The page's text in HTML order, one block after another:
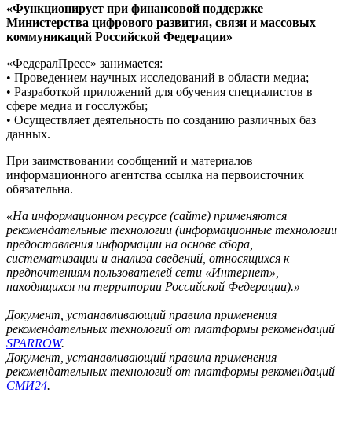
«Функционирует при финансовой поддержке
Министерства цифрового развития, связи и массовых
коммуникаций Российской Федерации»
«ФедералПресс» занимается:
• Проведением научных исследований в области медиа;
• Разработкой приложений для обучения специалистов в
сфере медиа и госслужбы;
• Осуществляет деятельность по созданию различных баз
данных.
При заимствовании сообщений и материалов
информационного агентства ссылка на первоисточник
обязательна.
«На информационном ресурсе (сайте) применяются
рекомендательные технологии (информационные технологии
предоставления информации на основе сбора,
систематизации и анализа сведений, относящихся к
предпочтениям пользователей сети «Интернет»,
находящихся на территории Российской Федерации).»
Документ, устанавливающий правила применения
рекомендательных технологий от платформы рекомендаций
SPARROW.
Документ, устанавливающий правила применения
рекомендательных технологий от платформы рекомендаций
СМИ24.